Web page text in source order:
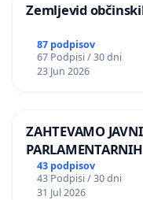
Zemljevid
87 podpisov
67 Podpisi / 30 dni
23 Jun 2026
ZAHTEVAMO
ILEGALNI
43 podpisov
43 Podpisi / 30 dni
31 Jul 2026